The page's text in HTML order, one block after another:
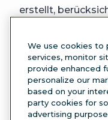
erstellt,
einschließlich:
Datum und die
erscheinen soll
alle relevanten
We use cookies to
services, monitor
provide enhanced
personalize our
based on your
party cookies for
advertising